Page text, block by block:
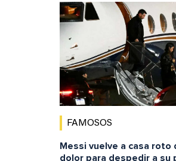
FAMOSOS
Messi vuelve a casa roto
dolor para despedir a su